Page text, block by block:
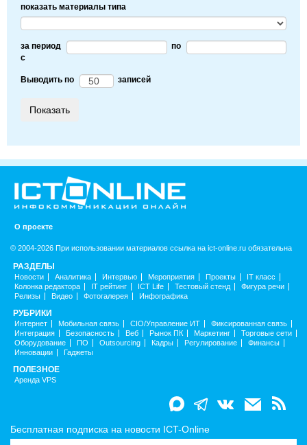
показать материалы типа
за период
c
по
Выводить по записей
О проекте
© 2004-2026 При использовании материалов ссылка на ict-online.ru обязательна
РАЗДЕЛЫ
Новости Аналитика Интервью Мероприятия Проекты
IT класс
Колонка редактора
IT рейтинг ICT Life Тестовый стенд
Фигура речи
Релизы
Видео Фотогалерея Инфографика
РУБРИКИ
Интернет Мобильная связь CIO/Управление ИТ
Фиксированная связь
Интеграция
Безопасность Веб Рынок ПК Маркетинг
Торговые сети
Оборудование
ПО Outsourcing Кадры Регулирование
Финансы
Инновации
Гаджеты
ПОЛЕЗНОЕ
Аренда VPS
Бесплатная подписка на новости ICT-Online